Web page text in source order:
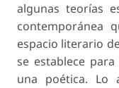
algunas teorías
contemporánea
espacio literario
se establece
una poética. Lo